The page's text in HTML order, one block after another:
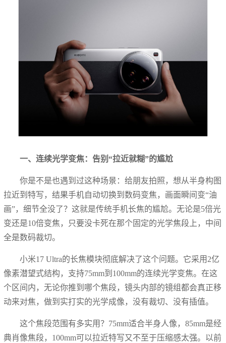
一、连续光学变焦：告别“拉近就糊”的尴尬
你是不是也遇到过这种场景：给朋友拍照，想从半身构图
拉近到特写，结果手机自动切换到数码变焦，画面瞬间变“油
画”，细节全没了？这就是传统手机长焦的尴尬。无论是5倍光
变还是10倍变焦，只要没卡死在那个固定的光学焦段上，中间
全是数码裁切。
小米17 Ultra的长焦模块彻底解决了这个问题。它采用2亿
像素潜望式结构，支持75mm到100mm的连续光学变焦。在这
个区间内，无论你推到哪个焦段，镜头内部的镜组都会真正移
动来对焦，做到实打实的光学成像，没有裁切、没有插值。
这个焦段范围有多实用？75mm适合半身人像，85mm是经
典肖像焦段，100mm可以拉近特写又不至于压缩感太强。以前